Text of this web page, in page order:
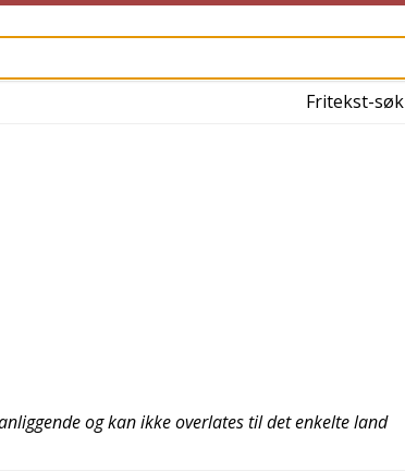
Fritekst-søk
og kan ikke overlates til det enkelte land